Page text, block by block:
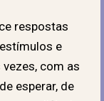
respostas
e
com as
esperar, de